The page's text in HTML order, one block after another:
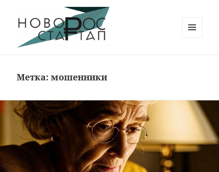
Метка:мошенники